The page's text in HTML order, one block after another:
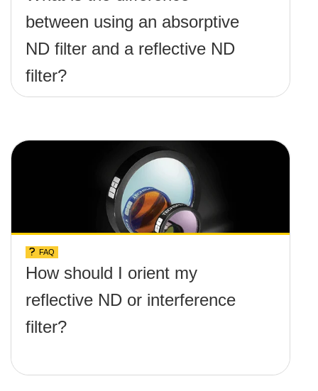
between using an absorptive
ND filter and a reflective ND
filter?
FAQ
How should I orient my
reflective ND or interference
filter?